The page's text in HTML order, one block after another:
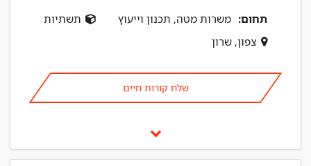
תחום: משרות מטה, תכנון וייעוץ
תשתיות
צפון, שרון
שלח קורות חיים